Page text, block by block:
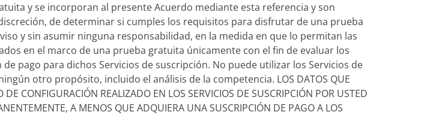
y se incorporan al presente Acuerdo mediante esta referencia y son
de determinar si cumples los requisitos para disfrutar de una prueba
y sin asumir ninguna responsabilidad, en la medida en que lo permitan las
en el marco de una prueba gratuita únicamente con el fin de evaluar los
pago para dichos Servicios de suscripción. No puede utilizar los Servicios de
otro propósito, incluido el análisis de la competencia. LOS DATOS QUE
CONFIGURACIÓN REALIZADO EN LOS SERVICIOS DE SUSCRIPCIÓN POR USTED
A MENOS QUE ADQUIERA UNA SUSCRIPCIÓN DE PAGO A LOS